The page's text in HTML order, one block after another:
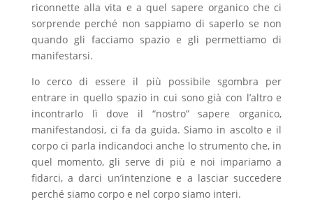
riconnette alla vita e a quel sapere organico che ci
sorprende perché non sappiamo di saperlo se non
quando gli facciamo spazio e gli permettiamo di
manifestarsi.
Io cerco di essere il più possibile sgombra per
entrare in quello spazio in cui sono già con l’altro e
incontrarlo lì dove il “nostro” sapere organico,
manifestandosi, ci fa da guida. Siamo in ascolto e il
corpo ci parla indicandoci anche lo strumento che, in
quel momento, gli serve di più e noi impariamo a
fidarci, a darci un’intenzione e a lasciar succedere
perché siamo corpo e nel corpo siamo interi.